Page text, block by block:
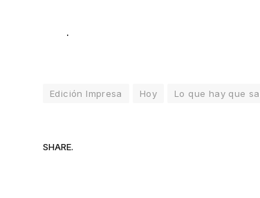
.
Edición Impresa Hoy Lo que hay que
SHARE.